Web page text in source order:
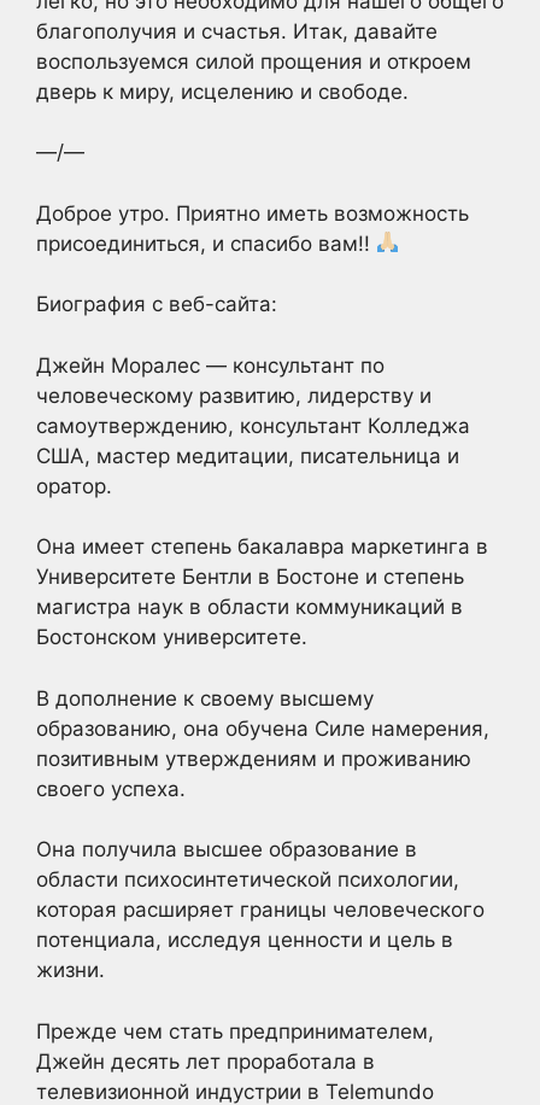
благополучия и счастья. Итак, давайте
воспользуемся силой прощения и откроем
дверь к миру, исцелению и свободе.
—/—
Доброе утро. Приятно иметь возможность
присоединиться, и спасибо вам!!
Биография с веб-сайта:
Джейн Моралес — консультант по
человеческому развитию, лидерству и
самоутверждению, консультант Колледжа
США, мастер медитации, писательница и
оратор.
Она имеет степень бакалавра маркетинга в
Университете Бентли в Бостоне и степень
магистра наук в области коммуникаций в
Бостонском университете.
В дополнение к своему высшему
образованию, она обучена Силе намерения,
позитивным утверждениям и проживанию
своего успеха.
Она получила высшее образование в
области психосинтетической психологии,
которая расширяет границы человеческого
потенциала, исследуя ценности и цель в
жизни.
Прежде чем стать предпринимателем,
Джейн десять лет проработала в
телевизионной индустрии в Telemundo